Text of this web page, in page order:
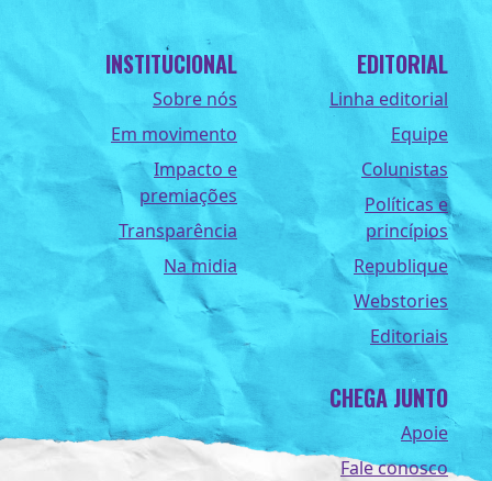
INSTITUCIONAL
Sobre nós
Em movimento
Impacto e
premiações
Transparência
Na midia
EDITORIAL
Linha editorial
Equipe
Colunistas
Políticas e
princípios
Republique
Webstories
Editoriais
CHEGA JUNTO
Apoie
Fale conosco